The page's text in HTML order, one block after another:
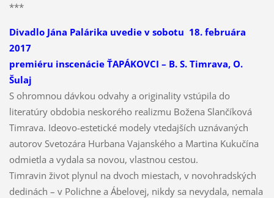
***
Divadlo Jána Palárika uvedie v sobotu 18. februára
2017
premiéru inscenácie ŤAPÁKOVCI – B. S. Timrava, O.
Šulaj
S ohromnou dávkou odvahy a originality vstúpila do
literatúry obdobia neskorého realizmu Božena Slančíková
Timrava. Ideovo-estetické modely vtedajších uznávaných
autorov Svetozára Hurbana Vajanského a Martina Kukučína
odmietla a vydala sa novou, vlastnou cestou.
Timravin život plynul na dvoch miestach, v novohradských
dedinách – v Polichne a Ábelovej, nikdy sa nevydala, nemala